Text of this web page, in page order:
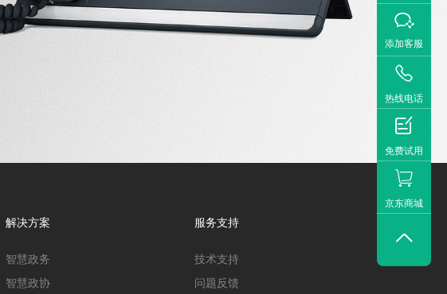

添加客服

热线电话

免费试用
京东商城

解决方案
智慧政务
智慧政协
服务支持
技术支持
问题反馈